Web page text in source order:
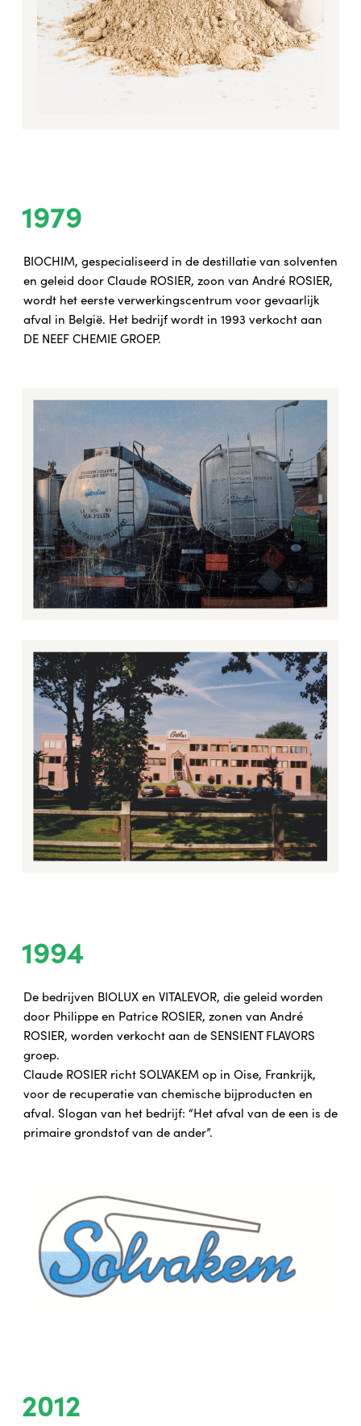
1979
BIOCHIM, gespecialiseerd in de destillatie van solventen
en geleid door Claude ROSIER, zoon van André ROSIER,
wordt het eerste verwerkingscentrum voor gevaarlijk
afval in België. Het bedrijf wordt in 1993 verkocht aan
DE NEEF CHEMIE GROEP.
1994
De bedrijven BIOLUX en VITALEVOR, die geleid worden
door Philippe en Patrice ROSIER, zonen van André
ROSIER, worden verkocht aan de SENSIENT FLAVORS
groep.
Claude ROSIER richt SOLVAKEM op in Oise, Frankrijk,
voor de recuperatie van chemische bijproducten en
afval. Slogan van het bedrijf: “Het afval van de een is de
primaire grondstof van de ander”.
2012